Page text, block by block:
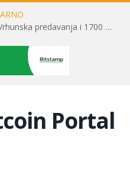
Toni Milun postao “milijarder”! Vrhunska predavanja i 1700 posjetitelja obilježili su mjesec financijske pismenosti
Portal